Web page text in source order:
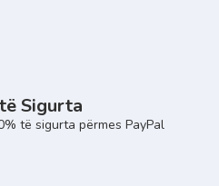
Sigurta
të sigurta përmes PayPal